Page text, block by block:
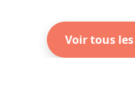
Voir tous